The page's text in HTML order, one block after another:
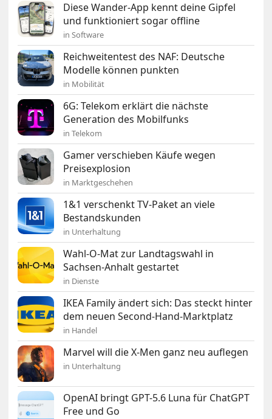
Diese Wander-App kennt deine Gipfel
und funktioniert sogar offline
in Software
Reichweitentest des NAF: Deutsche
Modelle können punkten
in Mobilität
6G: Telekom erklärt die nächste
Generation des Mobilfunks
in Telekom
Gamer verschieben Käufe wegen
Preisexplosion
in Marktgeschehen
1&1 verschenkt TV-Paket an viele
Bestandskunden
in Unterhaltung
Wahl-O-Mat zur Landtagswahl in
Sachsen-Anhalt gestartet
in Dienste
IKEA Family ändert sich: Das steckt hinter
dem neuen Second-Hand-Marktplatz
in Handel
Marvel will die X-Men ganz neu auflegen
in Unterhaltung
OpenAI bringt GPT-5.6 Luna für ChatGPT
Free und Go